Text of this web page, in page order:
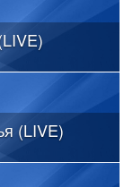
(LIVE)